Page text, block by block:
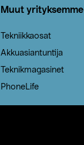
Muut yrityksemme
Tekniikkaosat
Akkuasiantuntija
Teknikmagasinet
PhoneLife